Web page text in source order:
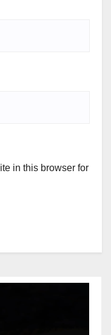
in this browser for